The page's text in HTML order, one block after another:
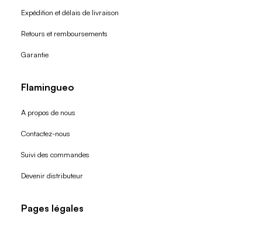
Expédition et délais de livraison
Retours et remboursements
Garantie
Flamingueo
A propos de nous
Contactez-nous
Suivi des commandes
Devenir distributeur
Pages légales